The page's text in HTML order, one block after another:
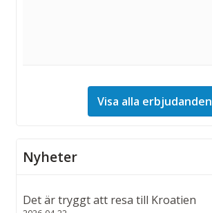
Visa alla erbjudanden
Nyheter
Det är tryggt att resa till Kroatien